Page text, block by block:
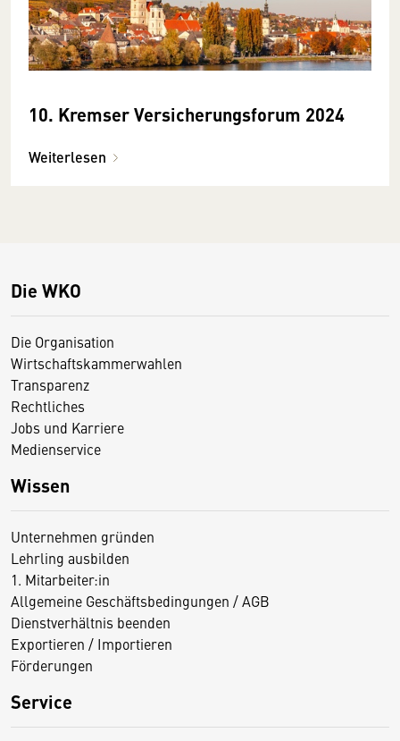
10. Kremser Versicherungsforum 2024
Weiterlesen
Die WKO
Die Organisation
Wirtschaftskammerwahlen
Transparenz
Rechtliches
Jobs und Karriere
Medienservice
Wissen
Unternehmen gründen
Lehrling ausbilden
1. Mitarbeiter:in
Allgemeine Geschäftsbedingungen / AGB
Dienstverhältnis beenden
Exportieren / Importieren
Förderungen
Service